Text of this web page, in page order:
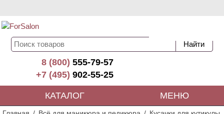
8 (800)555-79-57
+7 (495)902-55-25
КАТАЛОГ МЕНЮ